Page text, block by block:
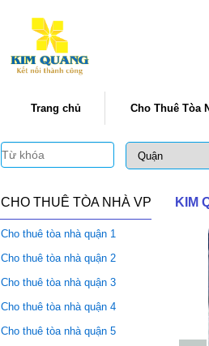
KIM
CHO THUÊ TÒA NHÀ VP
Cho thuê tòa nhà quận 1
Cho thuê tòa nhà quận 2
Cho thuê tòa nhà quận 3
Cho thuê tòa nhà quận 4
Cho thuê tòa nhà quận 5
Trang chủ Cho Thuê Tòa